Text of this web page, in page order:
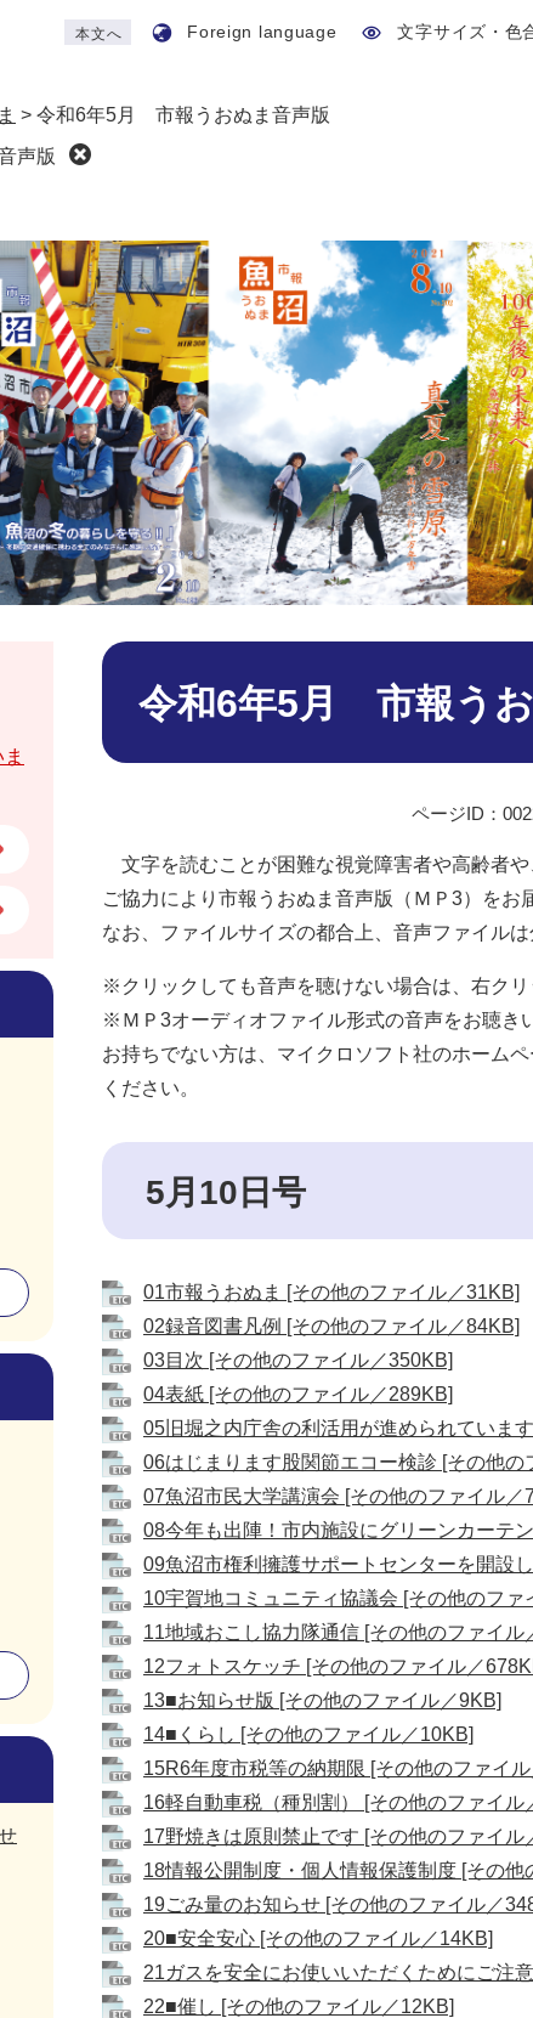
本文へ Foreign language 文字サイズ・色
> 令和6年5月 市報うおぬま音声版
声版
本
令和6年5月 市報う
ページID：
文字を読むことが困難な視覚障害者や高齢者
ご協力により市報うおぬま音声版（ＭＰ3）をお
なお、ファイルサイズの都合上、音声ファイルは
※クリックしても音声を聴けない場合は、右ク
※ＭＰ3オーディオファイル形式の音声をお聴き
お持ちでない方は、マイクロソフト社のホーム
ください。
5月10日号
01市報うおぬま [その他のファイル／31KB]
02録音図書凡例 [その他のファイル／84KB]
03目次 [その他のファイル／350KB]
04表紙 [その他のファイル／289KB]
05旧堀之内庁舎の利活用が進められていま
06はじまります股関節エコー検診 [その他の
07魚沼市民大学講演会 [その他のファイル／
08今年も出陣！市内施設にグリーンカーテ
09魚沼市権利擁護サポートセンターを開設
10宇賀地コミュニティ協議会 [その他のファ
11地域おこし協力隊通信 [その他のファイル
12フォトスケッチ [その他のファイル／
13■お知らせ版 [その他のファイル／9KB]
14■くらし [その他のファイル／10KB]
15R6年度市税等の納期限 [その他のファイ
16軽自動車税（種別割） [その他のファイル
17野焼きは原則禁止です [その他のファイル
18情報公開制度・個人情報保護制度 [その他
19ごみ量のお知らせ [その他のファイル／
20■安全安心 [その他のファイル／14KB]
21ガスを安全にお使いいただくためにご注
22■催し [その他のファイル／12KB]